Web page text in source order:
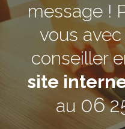
message !
vous
conseiller
site
au 06